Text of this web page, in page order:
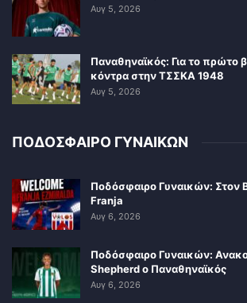
Αυγ 5, 2026
Παναθηναϊκός: Για το πρώτο
κόντρα στην ΤΣΣΚΑ 1948
Αυγ 5, 2026
ΠΟΔΟΣΦΑΙΡΟ ΓΥΝΑΙΚΩΝ
Ποδόσφαιρο Γυναικών: Στον
Franja
Αυγ 6, 2026
Ποδόσφαιρο Γυναικών:
Shepherd ο Παναθηναϊκός
Αυγ 6, 2026